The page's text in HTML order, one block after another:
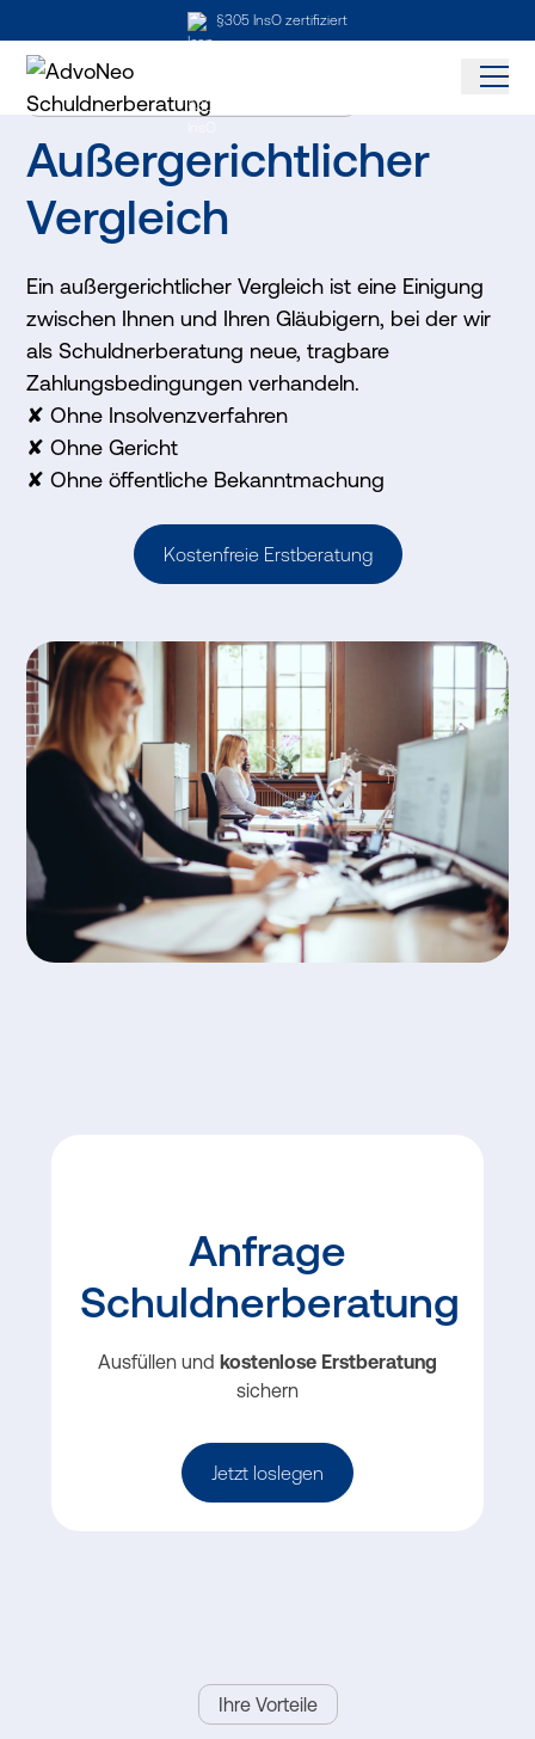
§305 InsO zertifiziert
Ihre Alternative zur Privatinsolvenz
Außergerichtlicher
Vergleich
Ein außergerichtlicher Vergleich ist eine Einigung
zwischen Ihnen und Ihren Gläubigern, bei der wir
als Schuldnerberatung neue, tragbare
Zahlungsbedingungen verhandeln.
✘ Ohne Insolvenzverfahren
✘ Ohne Gericht
✘ Ohne öffentliche Bekanntmachung
Kostenfreie Erstberatung
Anfrage
Schuldnerberatung
Ausfüllen und kostenlose Erst­beratung
sichern
Jetzt loslegen
Ihre Vorteile